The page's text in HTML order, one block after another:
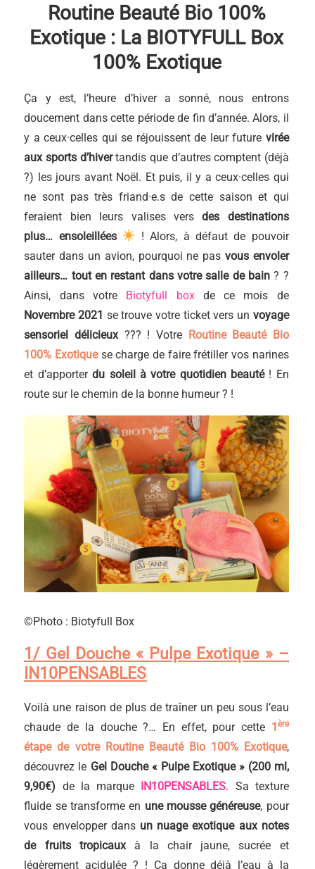
Routine Beauté Bio 100%
Exotique : La BIOTYFULL Box
100% Exotique
Ça y est, l’heure d’hiver a sonné, nous entrons
doucement dans cette période de fin d’année. Alors, il
y a ceux·celles qui se réjouissent de leur future virée
aux sports d’hivertandis que d’autres comptent (déjà
?) les jours avant Noël. Et puis, il y a ceux·celles qui
ne sont pas très friand·e.s de cette saison et qui
feraient bien leurs valises versdes destinations
plus… ensoleillées
! Alors, à défaut de pouvoir
sauter dans un avion, pourquoi ne pas vous envoler
ailleurs… tout en restant dans votre salle de bain ? ?
Ainsi, dans votre Biotyfull boxde ce mois de
Novembre 2021 se trouve votre ticket vers un voyage
sensoriel délicieux??? ! Votre Routine Beauté Bio
100% Exotiquese charge de faire frétiller vos narines
et d’apporterdu soleil à votre quotidien beauté! En
route sur le chemin de la bonne humeur ? !
©Photo : Biotyfull Box
1/ Gel Douche « Pulpe Exotique » –
IN10PENSABLES
Voilà une raison de plus de traîner un peu sous l’eau
chaude de la douche ?… En effet, pour cette 1 ère
étape de votre Routine Beauté Bio 100% Exotique,
découvrez le Gel Douche « Pulpe Exotique » (200 ml,
9,90€) de la marque IN10PENSABLES. Sa texture
fluide se transforme en une mousse généreuse, pour
vous envelopper dans un nuage exotique aux notes
de fruits tropicauxà la chair jaune, sucrée et
légèrement acidulée ? ! Ça donne déjà l’eau à la